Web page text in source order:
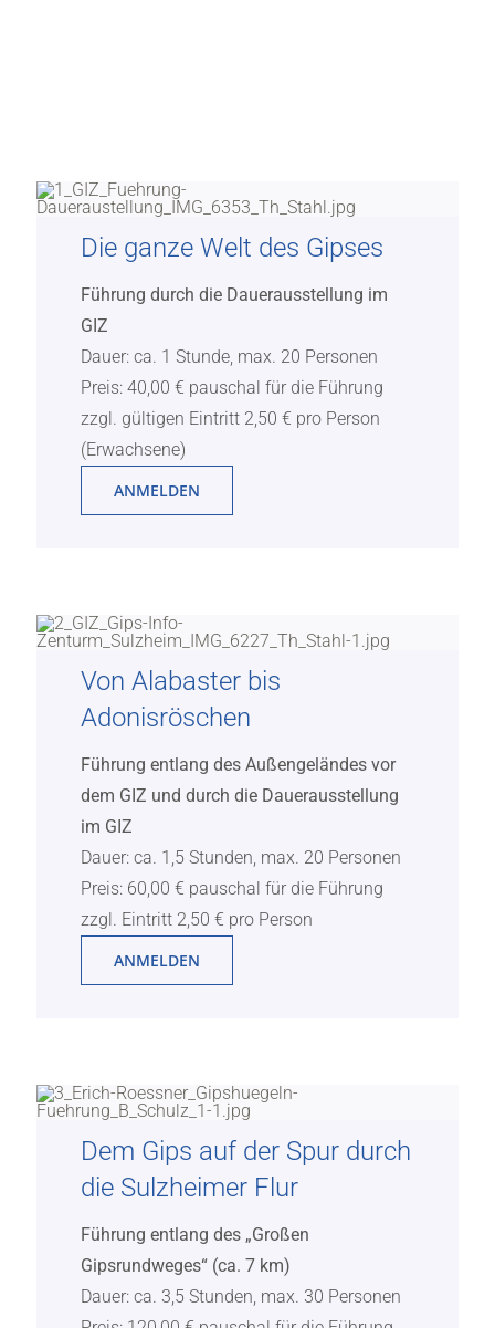
Die ganze Welt des Gipses
Führung durch die Dauerausstellung im
GIZ
Dauer: ca. 1 Stunde, max. 20 Personen
Preis: 40,00 € pauschal für die Führung
zzgl. gültigen Eintritt 2,50 € pro Person
(Erwachsene)
ANMELDEN
Von Alabaster bis
Adonisröschen
Führung entlang des Außengeländes vor
dem GIZ und durch die Dauerausstellung
im GIZ
Dauer: ca. 1,5 Stunden, max. 20 Personen
Preis: 60,00 € pauschal für die Führung
zzgl. Eintritt 2,50 € pro Person
ANMELDEN
Dem Gips auf der Spur durch
die Sulzheimer Flur
Führung entlang des „Großen
Gipsrundweges“ (ca. 7 km)
Dauer: ca. 3,5 Stunden, max. 30 Personen